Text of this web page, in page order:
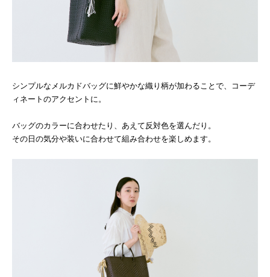
シンプルなメルカドバッグに鮮やかな織り柄が加わることで、コーデ
ィネートのアクセントに。
バッグのカラーに合わせたり、あえて反対色を選んだり。
その日の気分や装いに合わせて組み合わせを楽しめます。